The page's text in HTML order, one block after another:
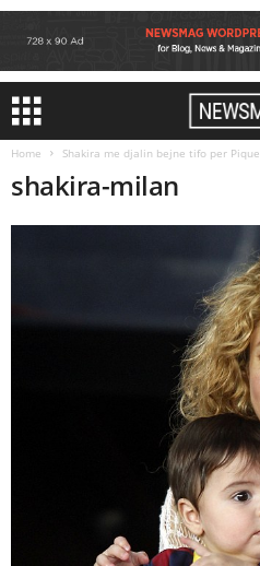
Home Shakira me djalin bejne tifo per Pique
shakira-milan